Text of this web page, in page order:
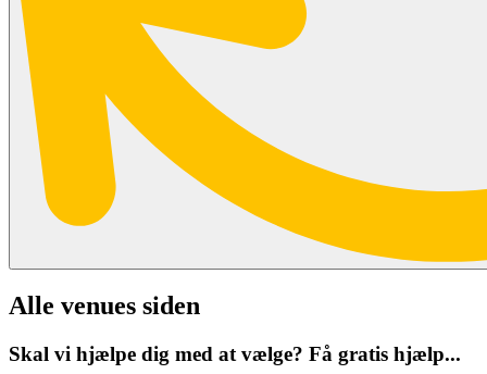
Alle venues siden
Skal vi hjælpe dig med at vælge? Få gratis hjælp...